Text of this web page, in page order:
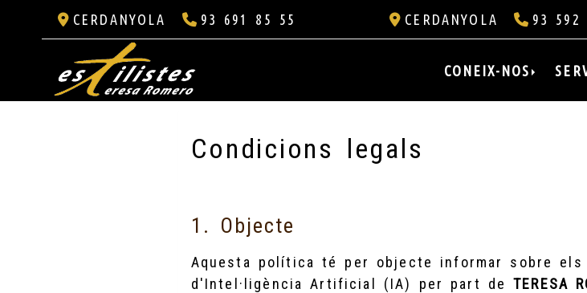
CERDANYOLA 93 691 85 55 CERDANYOLA 93 592
CONEIX-NOS
Condicions legals
1. Objecte
Aquesta política té per objecte informar sobre
d'Intel·ligència Artificial (IA) per part deTERESA